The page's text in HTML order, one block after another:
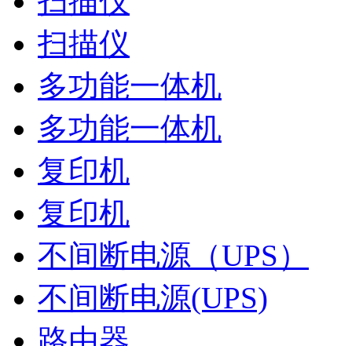
扫描仪
多功能一体机
多功能一体机
复印机
复印机
不间断电源（UPS）
不间断电源(UPS)